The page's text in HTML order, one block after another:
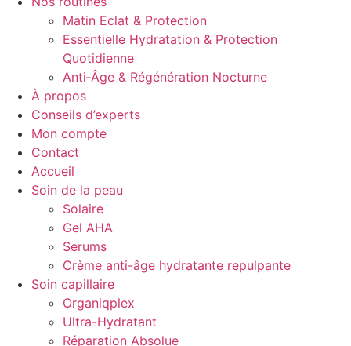
Matin Eclat & Protection
Essentielle Hydratation & Protection
Quotidienne
Anti‑Âge & Régénération Nocturne
À propos
Conseils d’experts
Mon compte
Contact
Accueil
Soin de la peau
Solaire
Gel AHA
Serums
Crème anti-âge hydratante repulpante
Soin capillaire
Organiqplex
Ultra-Hydratant
Réparation Absolue